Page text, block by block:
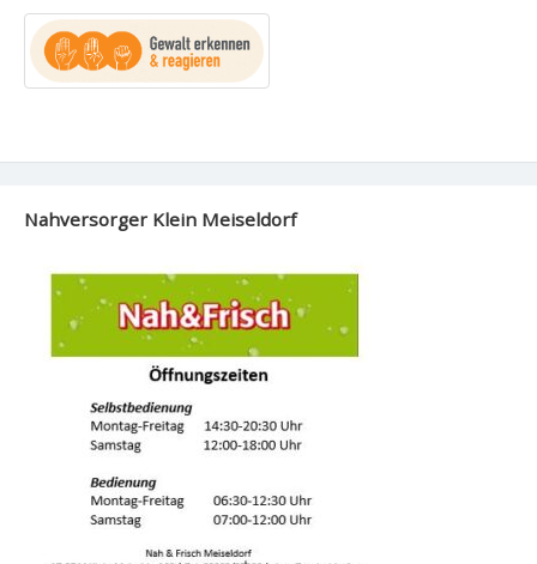
Nahversorger Klein Meiseldorf